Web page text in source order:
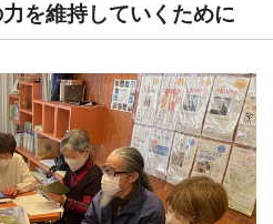
を維持していくために